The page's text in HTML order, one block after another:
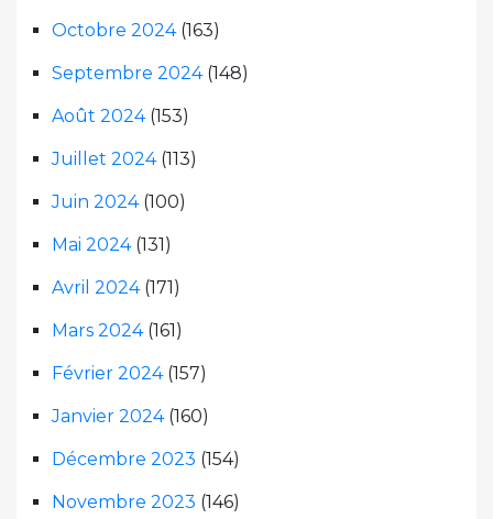
Octobre 2024(163)
Septembre 2024(148)
Août 2024(153)
Juillet 2024(113)
Juin 2024(100)
Mai 2024(131)
Avril 2024(171)
Mars 2024(161)
Février 2024(157)
Janvier 2024(160)
Décembre 2023 (154)
Novembre 2023 (146)